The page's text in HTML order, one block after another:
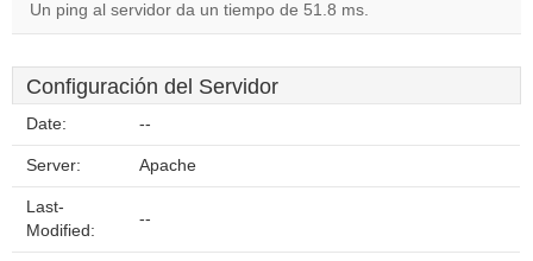
Un ping al servidor da un tiempo de 51.8 ms.
Configuración del Servidor
Date: --
Server: Apache
Last-
Modified:
--